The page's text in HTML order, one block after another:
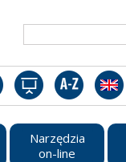
Narzędzia
on-line